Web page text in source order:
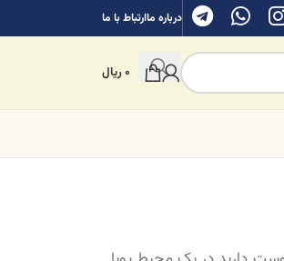
درباره ماارتباط با ما
0ریال